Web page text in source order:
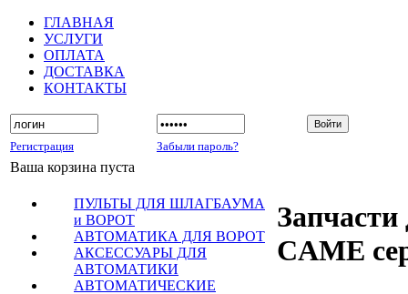
ГЛАВНАЯ
УСЛУГИ
ОПЛАТА
ДОСТАВКА
КОНТАКТЫ
Регистрация Забыли пароль?
Ваша корзина пуста
ПУЛЬТЫ ДЛЯ ШЛАГБАУМА
и ВОРОТ
АВТОМАТИКА ДЛЯ ВОРОТ
АКСЕССУАРЫ ДЛЯ
АВТОМАТИКИ
АВТОМАТИЧЕСКИЕ
CAME